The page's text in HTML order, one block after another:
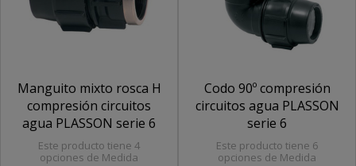
Manguito mixto rosca H
compresión circuitos
agua PLASSON serie 6
Este producto tiene 4
opciones de Medida
Codo 90º compresión
circuitos agua PLASSON
serie 6
Este producto tiene 6
opciones de Medida